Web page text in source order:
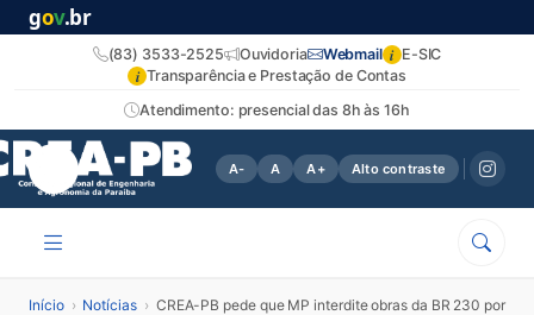
gov.br
Atendimento: presencial das 8h às 16h
(83) 3533-2525 Ouvidoria Webmail i E-SIC
i Transparência e Prestação de Contas
A- A A+ Alto contraste
Início › Notícias › CREA-PB pede que MP interdite obras da BR 230 por